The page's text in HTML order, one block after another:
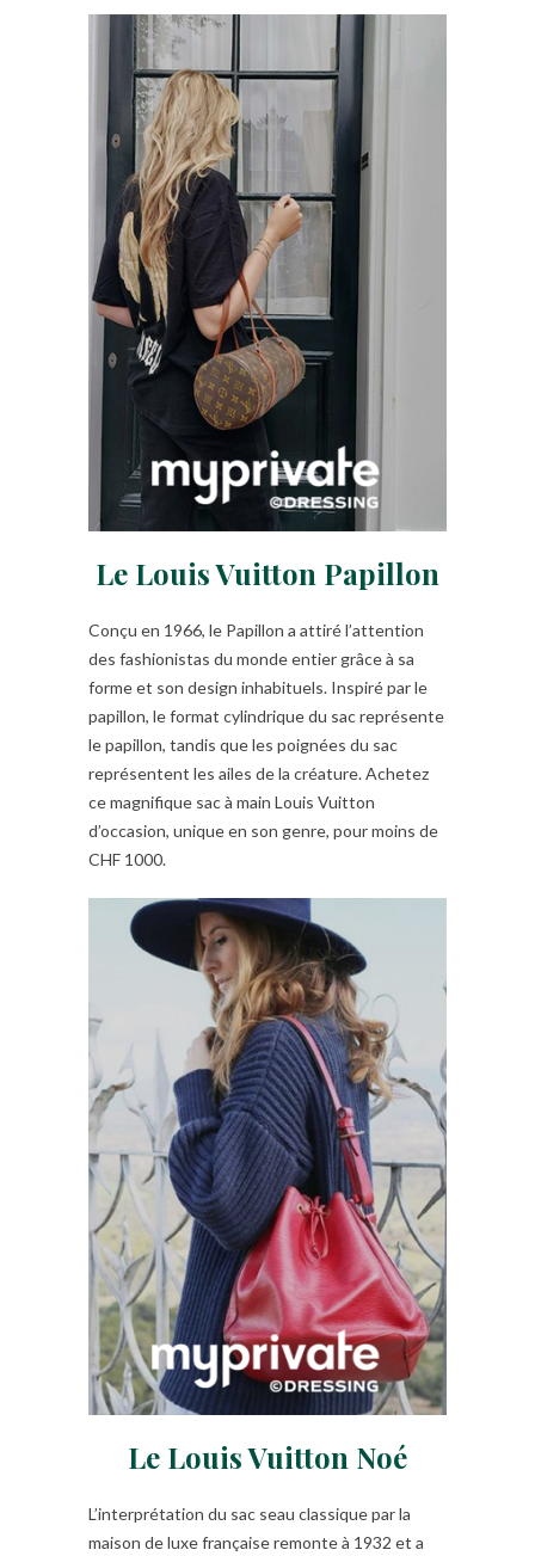
Le Louis Vuitton Papillon
Conçu en 1966, le Papillon a attiré l’attention
des fashionistas du monde entier grâce à sa
forme et son design inhabituels. Inspiré par le
papillon, le format cylindrique du sac représente
le papillon, tandis que les poignées du sac
représentent les ailes de la créature. Achetez
ce magnifique sac à main Louis Vuitton
d’occasion, unique en son genre, pour moins de
CHF 1000.
Le Louis Vuitton Noé
L’interprétation du sac seau classique par la
maison de luxe française remonte à 1932 et a